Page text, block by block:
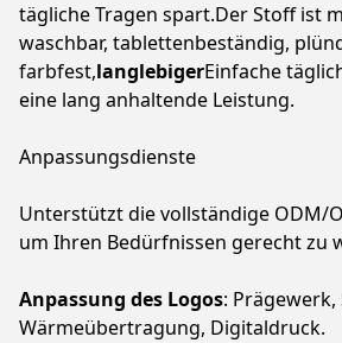
tägliche Tragen spart.Der Stoff ist
waschbar, tablettenbeständig,
farbfest,langlebigerEinfache
eine lang anhaltende Leistung.
Anpassungsdienste
Unterstützt die vollständige ODM/
um Ihren Bedürfnissen gerecht zu
Anpassung des Logos:
Wärmeübertragung, Digitaldruck.